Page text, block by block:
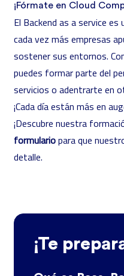
¡Fórmate en Cloud
El Backend as a service es
cada vez más empresas
sostener sus entornos.
puedes formar parte del
servicios o adentrarte en
¡Cada día están más en
¡Descubre nuestra
formulariopara que
detalle.
¡Te